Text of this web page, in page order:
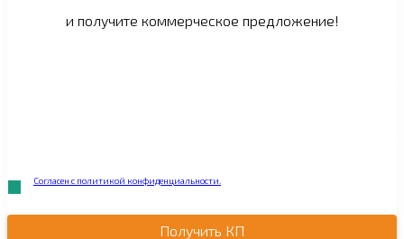
и получите коммерческое предложение!
Согласен с политикой конфиденциальности.
Получить КП